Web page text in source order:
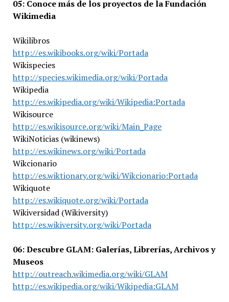
05: Conoce más de los proyectos de la Fundación
Wikimedia
Wikilibros
http://es.wikibooks.org/wiki/Portada
Wikispecies
http://species.wikimedia.org/wiki/Portada
Wikipedia
http://es.wikipedia.org/wiki/Wikipedia:Portada
Wikisource
http://es.wikisource.org/wiki/Main_Page
WikiNoticias (wikinews)
http://es.wikinews.org/wiki/Portada
Wikcionario
http://es.wiktionary.org/wiki/Wikcionario:Portada
Wikiquote
http://es.wikiquote.org/wiki/Portada
Wikiversidad (Wikiversity)
http://es.wikiversity.org/wiki/Portada
06: Descubre GLAM: Galerías, Librerías, Archivos y
Museos
http://outreach.wikimedia.org/wiki/GLAM
http://es.wikipedia.org/wiki/Wikipedia:GLAM